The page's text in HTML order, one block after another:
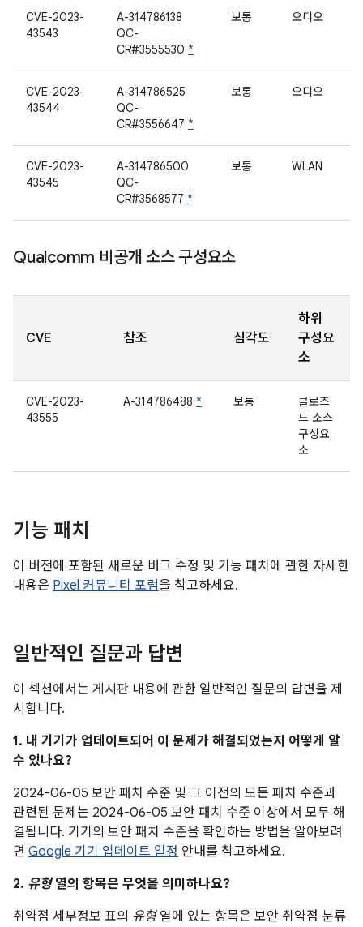
CVE-2023-
43543
A-314786138
QC-
CR#3555530 *
보통 오디오
CVE-2023-
43544
A-314786525
QC-
CR#3556647 *
보통 오디오
CVE-2023-
43545
A-314786500
QC-
CR#3568577 *
보통 WLAN
Qualcomm 비공개 소스 구성요소
CVE 참조 심각도
하위
구성요
소
CVE-2023-
43555
A-314786488 * 보통
클로즈
드 소스
구성요
소
기능 패치
이 버전에 포함된 새로운 버그 수정 및 기능 패치에 관한 자세한
내용은 Pixel 커뮤니티 포럼을 참고하세요.
일반적인 질문과 답변
이 섹션에서는 게시판 내용에 관한 일반적인 질문의 답변을 제
시합니다.
1. 내 기기가 업데이트되어 이 문제가 해결되었는지 어떻게 알
수 있나요?
2024-06-05 보안 패치 수준 및 그 이전의 모든 패치 수준과
관련된 문제는 2024-06-05 보안 패치 수준 이상에서 모두 해
결됩니다. 기기의 보안 패치 수준을 확인하는 방법을 알아보려
면 Google 기기 업데이트 일정 안내를 참고하세요.
2. 유형열의 항목은 무엇을 의미하나요?
취약점 세부정보 표의 유형열에 있는 항목은 보안 취약점 분류